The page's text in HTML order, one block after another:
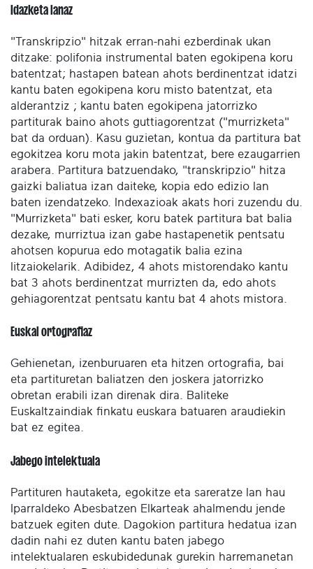
Idazketa lanaz
"Transkripzio" hitzak erran-nahi ezberdinak ukan
ditzake: polifonia instrumental baten egokipena koru
batentzat; hastapen batean ahots berdinentzat idatzi
kantu baten egokipena koru misto batentzat, eta
alderantziz ; kantu baten egokipena jatorrizko
partiturak baino ahots guttiagorentzat ("murrizketa"
bat da orduan). Kasu guzietan, kontua da partitura bat
egokitzea koru mota jakin batentzat, bere ezaugarrien
arabera. Partitura batzuendako, "transkripzio" hitza
gaizki baliatua izan daiteke, kopia edo edizio lan
baten izendatzeko. Indexazioak akats hori zuzendu du.
"Murrizketa" bati esker, koru batek partitura bat balia
dezake, murriztua izan gabe hastapenetik pentsatu
ahotsen kopurua edo motagatik balia ezina
litzaiokelarik. Adibidez, 4 ahots mistorendako kantu
bat 3 ahots berdinentzat murrizten da, edo ahots
gehiagorentzat pentsatu kantu bat 4 ahots mistora.
Euskal ortografiaz
Gehienetan, izenburuaren eta hitzen ortografia, bai
eta partituretan baliatzen den joskera jatorrizko
obretan erabili izan direnak dira. Baliteke
Euskaltzaindiak finkatu euskara batuaren araudiekin
bat ez egitea.
Jabego intelektuala
Partituren hautaketa, egokitze eta sareratze lan hau
Iparraldeko Abesbatzen Elkarteak ahalmendu jende
batzuek egiten dute. Dagokion partitura hedatua izan
dadin nahi ez duten kantu baten jabego
intelektualaren eskubidedunak gurekin harremanetan